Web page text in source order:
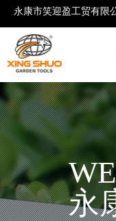
永康市笑迎盈工贸有限
公司新闻
整枝剪系列
手截锯系列
永